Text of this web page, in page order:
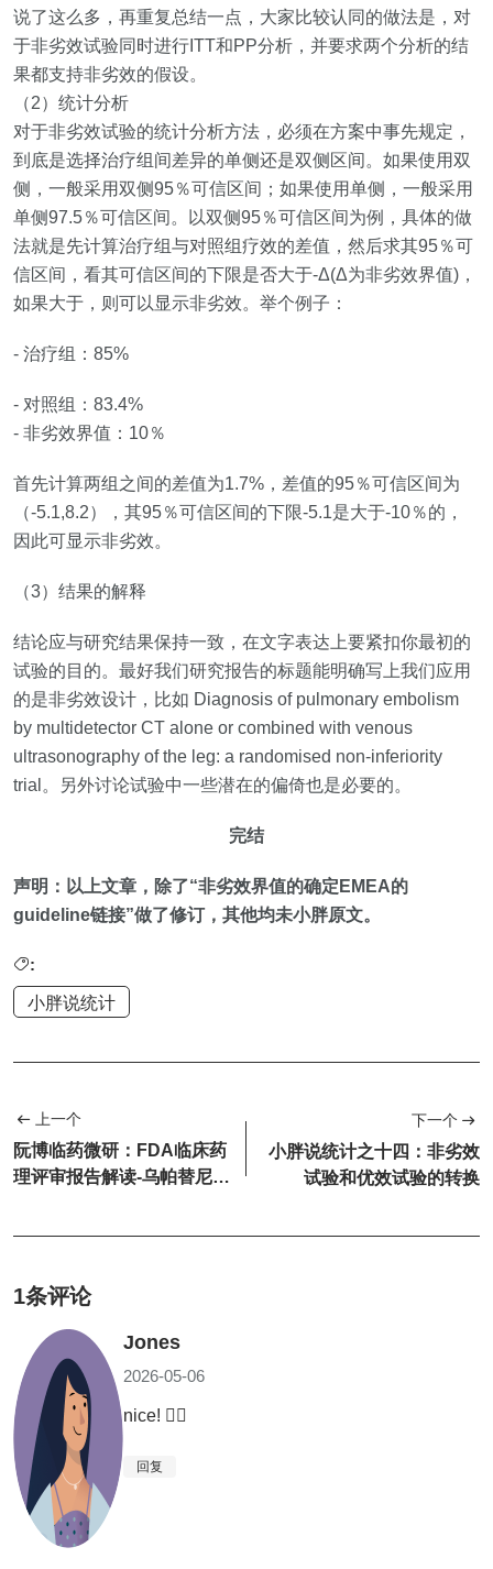
说了这么多，再重复总结一点，大家比较认同的做法是，对
于非劣效试验同时进行 ITT和PP分析，并要求两个分析的结
果都支持非劣效的假设。
（2）统计分析
对于非劣效试验的统计分析方法，必须在方案中事先规定，
到底是选择治疗组间差异的单侧还是双侧区间。如果使用双
侧，一般采用双侧95％可信区间；如果使用单侧，一般采用
单侧97.5％可信区间。以双侧95％可信区间为例，具体的做
法就是先计算治疗组与对照组疗效的差值，然后求其95％可
信区间，看其可信区间的下限是否大于‐Δ(Δ为非劣效界值) ，
如果大于，则可以显示非劣效。举个例子：
- 治疗组： 85%
- 对照组： 83.4%
- 非劣效界值： 10％
首先计算两组之间的差值为1.7% ，差值的95％可信区间为
（‐5.1,8.2），其95％可信区间的下限‐5.1是大于‐10％的，
因此可显示非劣效。
（3）结果的解释
结论应与研究结果保持一致，在文字表达上要紧扣你最初的
试验的目的。最好我们研究报告的标题能明确写上我们应用
的是非劣效设计，比如 Diagnosis of pulmonary embolism
by multidetector CT alone or combined with venous
ultrasonography of the leg: a randomised non‐inferiority
trial 。另外讨论试验中一些潜在的偏倚也是必要的。
完结
声明：以上文章， 除了“非劣效界值的确定 EMEA的
guideline链接”做了修订，其他均未小胖原文。
:
小胖说统计
上一个
阮博临药微研：FDA临床药
理评审报告解读-乌帕替尼
下一个
小胖说统计之十四：非劣效
试验和优效试验的转换
1条评论
Jones
2026-05-06
nice! 👍🏻
回复